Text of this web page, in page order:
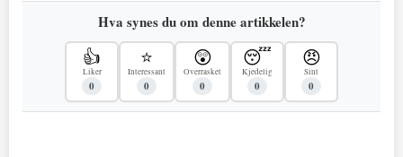
Hva synes du om denne artikkelen?
👍
Liker
0
⭐
Interessant
0
😲
Overrasket
0
😴
Kjedelig
0
😠
Sint
0